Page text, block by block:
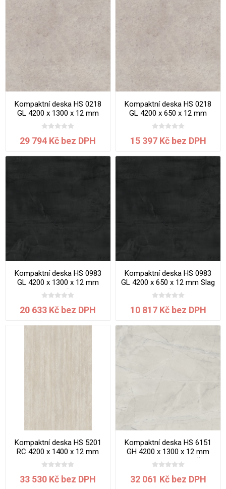
Kompaktní deska HS 0218
GL 4200 x 1300 x 12 mm
Gobi jádro šedé
29 794 Kč bez DPH
Kompaktní deska HS 0218
GL 4200 x 650 x 12 mm
Gobi jádro šedé
15 397 Kč bez DPH
Kompaktní deska HS 0983
GL 4200 x 1300 x 12 mm
Slag jádro černé
20 633 Kč bez DPH
Kompaktní deska HS 0983
GL 4200 x 650 x 12 mm Slag
jádro černé
10 817 Kč bez DPH
Kompaktní deska HS 5201
RC 4200 x 1400 x 12 mm
jádro krémové Travertin
Tivoli
33 530 Kč bez DPH
Kompaktní deska HS 6151
GH 4200 x 1300 x 12 mm
Mramor Lasa jádro béžové
32 061 Kč bez DPH